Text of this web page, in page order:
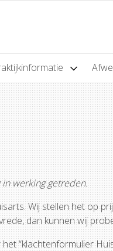
werking getreden.
Wij stellen het op
dan kunnen wij
“klachtenformulier